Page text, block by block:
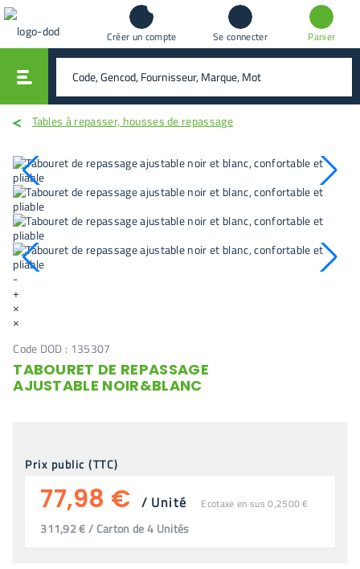
Créer un compte Se connecter Panier
rechercher
Tables à repasser, housses de repassage
-
+
×
×
Code DOD : 135307
TABOURET DE REPASSAGE
AJUSTABLE NOIR&BLANC
Prix public (TTC)
77,98 € / Unité Ecotaxe en sus 0,2500 €
311,92 € / Carton de 4 Unités